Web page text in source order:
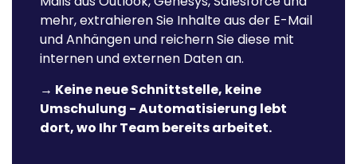
Weiterleitung und -Lösungsprozessen.
Mehrsprachige Unterstützung
Binden Sie globale Kunden mit Unterstützung für
mehrere Sprachen ein.
mehr, extrahieren Sie Inhalte aus der E-Mail
und Anhängen und reichern Sie diese mit
internen und externen Daten an.
→ Keine neue Schnittstelle, keine
Umschulung - Automatisierung lebt
dort, wo Ihr Team bereits arbeitet.